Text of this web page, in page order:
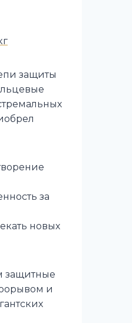
защиты
за
новых
защитные
и